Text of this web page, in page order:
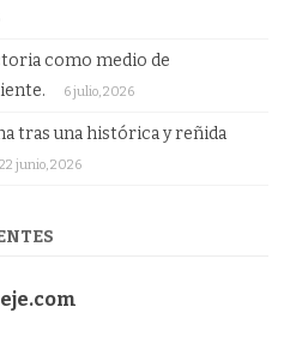
como medio de
6 julio, 2026
tras una histórica y reñida
22 junio, 2026